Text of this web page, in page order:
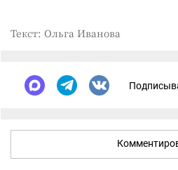
Текст: Ольга Иванова